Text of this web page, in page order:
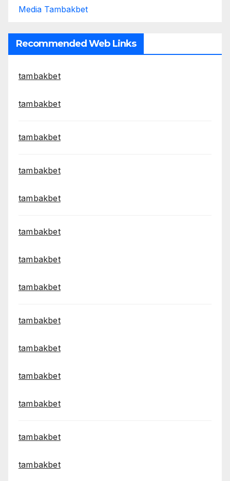
Media Tambakbet
Recommended Web Links
tambakbet
tambakbet
tambakbet
tambakbet
tambakbet
tambakbet
tambakbet
tambakbet
tambakbet
tambakbet
tambakbet
tambakbet
tambakbet
tambakbet